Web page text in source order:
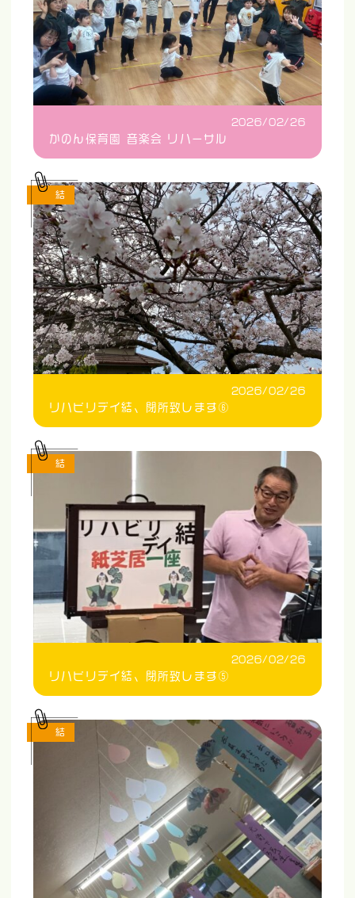
2026/02/26
かのん保育園 音楽会 リハーサル
2026/02/26
リハビリデイ結、閉所致します⑥
結
2026/02/26
リハビリデイ結、閉所致します⑤
結
結